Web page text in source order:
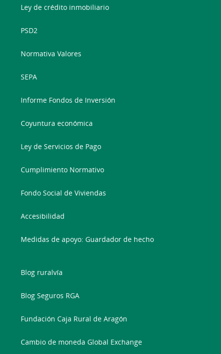
Ley de crédito inmobiliario
PSD2
Normativa Valores
SEPA
Informe Fondos de Inversión
Coyuntura económica
Ley de Servicios de Pago
Cumplimiento Normativo
Fondo Social de Viviendas
Accesibilidad
Medidas de apoyo: Guardador de hecho
Blog ruralvía
Blog Seguros RGA
Fundación Caja Rural de Aragón
Cambio de moneda Global Exchange